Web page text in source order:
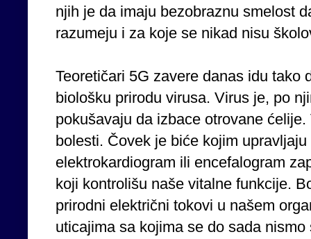
njih je da imaju bezobraznu smelost
razumeju i za koje se nikad nisu
Teoretičari 5G zavere danas idu tako
biološku prirodu virusa. Virus je, po
pokušavaju da izbace otrovane
bolesti. Čovek je biće kojim
elektrokardiogram ili encefalogram
koji kontrolišu naše vitalne funkcije.
prirodni električni tokovi u našem
uticajima sa kojima se do sada